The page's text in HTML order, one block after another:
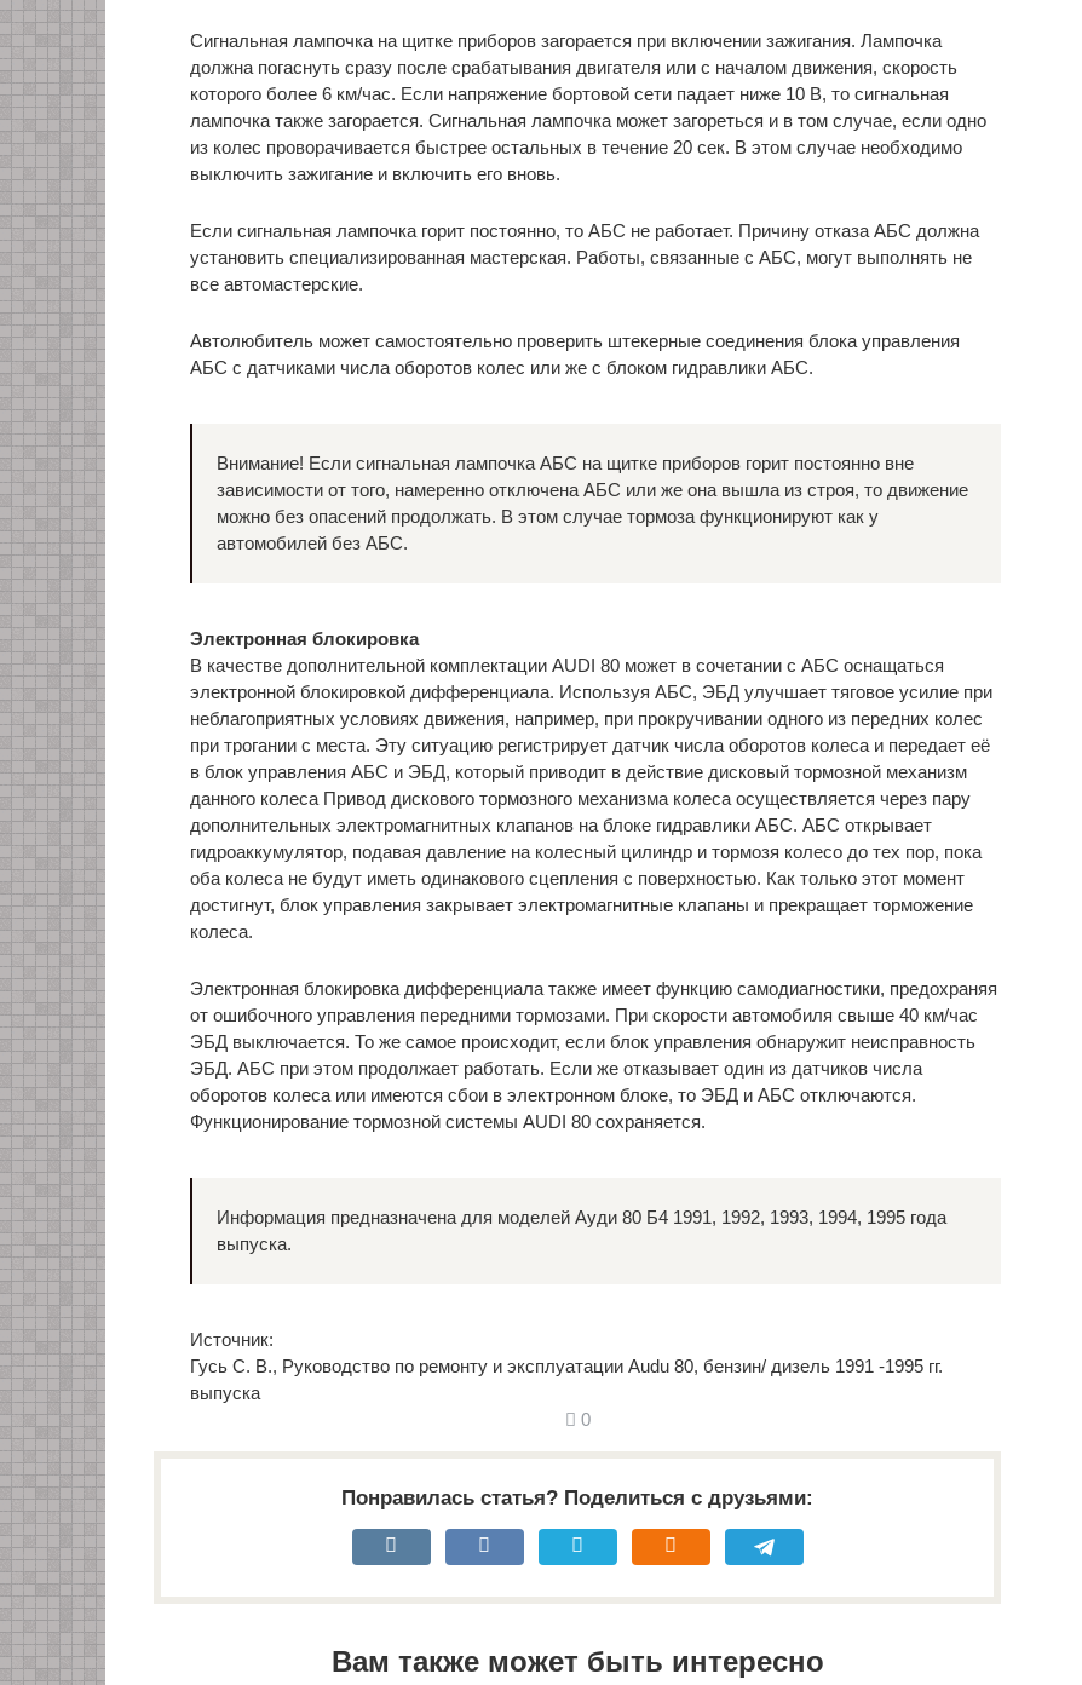
Сигнальная лампочка на щитке приборов загорается при включении зажигания. Лампочка
должна погаснуть сразу после срабатывания двигателя или с началом движения, скорость
которого более 6 км/час. Если напряжение бортовой сети падает ниже 10 В, то сигнальная
лампочка также загорается. Сигнальная лампочка может загореться и в том случае, если одно
из колес проворачивается быстрее остальных в течение 20 сек. В этом случае необходимо
выключить зажигание и включить его вновь.
Если сигнальная лампочка горит постоянно, то АБС не работает. Причину отказа АБС должна
установить специализированная мастерская. Работы, связанные с АБС, могут выполнять не
все автомастерские.
Автолюбитель может самостоятельно проверить штекерные соединения блока управления
АБС с датчиками числа оборотов колес или же с блоком гидравлики АБС.
Внимание! Если сигнальная лампочка АБС на щитке приборов горит постоянно вне
зависимости от того, намеренно отключена АБС или же она вышла из строя, то движение
можно без опасений продолжать. В этом случае тормоза функционируют как у
автомобилей без АБС.
Электронная блокировка
В качестве дополнительной комплектации AUDI 80 может в сочетании с АБС оснащаться
электронной блокировкой дифференциала. Используя АБС, ЭБД улучшает тяговое усилие при
неблагоприятных условиях движения, например, при прокручивании одного из передних колес
при трогании с места. Эту ситуацию регистрирует датчик числа оборотов колеса и передает её
в блок управления АБС и ЭБД, который приводит в действие дисковый тормозной механизм
данного колеса Привод дискового тормозного механизма колеса осуществляется через пару
дополнительных электромагнитных клапанов на блоке гидравлики АБС. АБС открывает
гидроаккумулятор, подавая давление на колесный цилиндр и тормозя колесо до тех пор, пока
оба колеса не будут иметь одинакового сцепления с поверхностью. Как только этот момент
достигнут, блок управления закрывает электромагнитные клапаны и прекращает торможение
колеса.
Электронная блокировка дифференциала также имеет функцию самодиагностики, предохраняя
от ошибочного управления передними тормозами. При скорости автомобиля свыше 40 км/час
ЭБД выключается. То же самое происходит, если блок управления обнаружит неисправность
ЭБД. АБС при этом продолжает работать. Если же отказывает один из датчиков числа
оборотов колеса или имеются сбои в электронном блоке, то ЭБД и АБС отключаются.
Функционирование тормозной системы AUDI 80 сохраняется.
Информация предназначена для моделей Ауди 80 Б4 1991, 1992, 1993, 1994, 1995 года
выпуска.
Источник:
Гусь С. В., Руководство по ремонту и эксплуатации Audu 80, бензин/ дизель 1991 -1995 гг.
выпуска
0
Понравилась статья? Поделиться с друзьями:
Вам также может быть интересно